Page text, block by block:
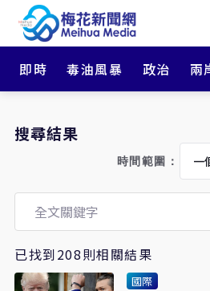
即時 毒油風暴 政治 兩
搜尋結果
時間範圍：
已找到208則相關結果
國際